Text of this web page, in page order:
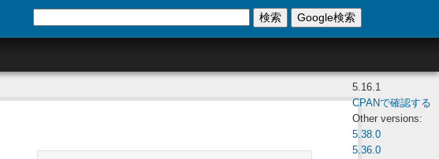
検索 Google検索
5.16.1
CPANで確認する
Other versions:
5.38.0
5.36.0